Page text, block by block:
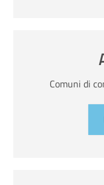
Comuni di